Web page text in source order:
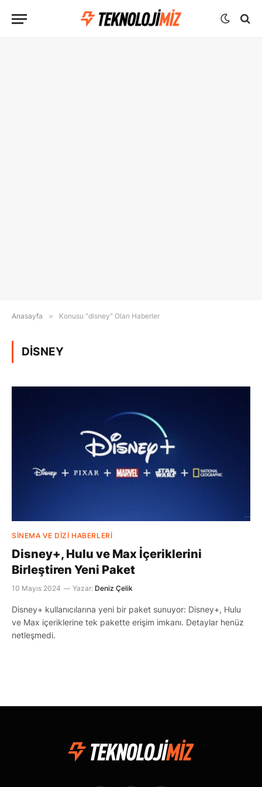
Anasayfa » Konusu "disney" Olan Haberler
DISNEY
SINEMA VE DIZI HABERLERI
Disney+, Hulu ve Max İçeriklerini
Birleştiren Yeni Paket
10 Mayıs 2024 Yazar: Deniz Çelik
Disney+ kullanıcılarına yeni bir paket sunuyor: Disney+, Hulu
ve Max içeriklerine tek pakette erişim imkanı. Detaylar henüz
netleşmedi.